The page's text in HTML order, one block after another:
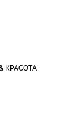
КРАСОТА